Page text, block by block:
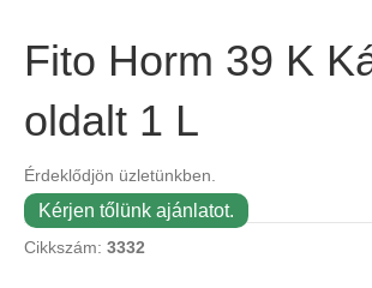
Fito Horm 39 K
oldalt 1 L
Érdeklődjön üzletünkben.
Kérjen tőlünk ajánlatot.
Cikkszám: 3332